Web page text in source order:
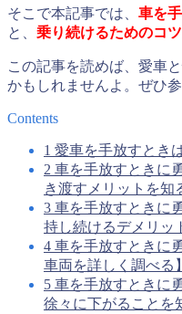
そこで本記事では、 車を
と、 乗り続けるためのコツ
この記事を読めば、愛車
かもしれませんよ。ぜひ
Contents
1 愛車を手放すとき
2 車を手放すときに
き渡すメリットを知
3 車を手放すときに
持し続けるデメリッ
4 車を手放すときに
車両を詳しく調べる】
5 車を手放すときに
徐々に下がることを